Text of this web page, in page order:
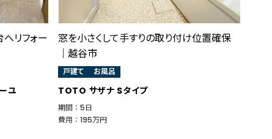
リフォー
ユ
窓を小さくして手すりの取り付け位置確保
│越谷市
戸建て お風呂
TOTO サザナ Sタイプ
期間 ： 5日
費用 ： 195万円